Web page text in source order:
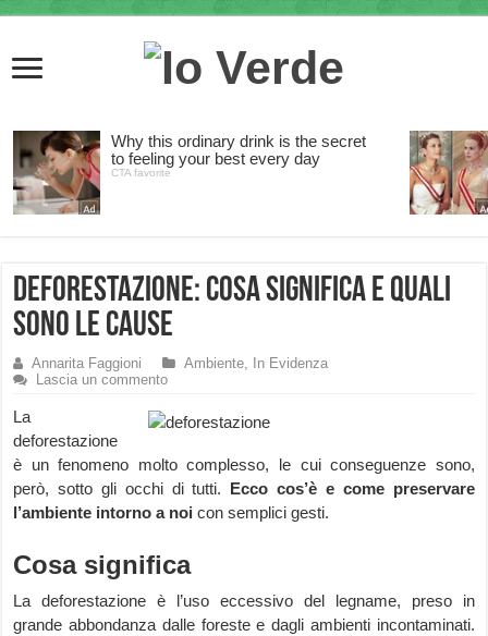
Deforestazione: cosa significa e quali
sono le cause
Annarita Faggioni Ambiente,
In Evidenza
Lascia un commento
La
deforestazione
è un fenomeno molto complesso, le cui conseguenze sono,
però, sotto gli occhi di tutti. Ecco cos’è e come preservare
l’ambiente intorno a noi con semplici gesti.
Cosa significa
La deforestazione è l’uso eccessivo del legname, preso in
grande abbondanza dalle foreste e dagli ambienti incontaminati.